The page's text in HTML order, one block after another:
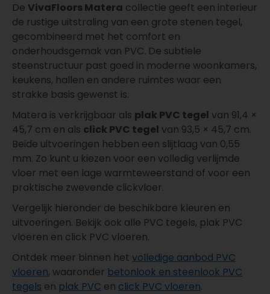
De VivaFloors Matera collectie geeft een interieur
de rustige uitstraling van een grote stenen tegel,
gecombineerd met het comfort en
onderhoudsgemak van PVC. De subtiele
steenstructuur past goed in moderne woonkamers,
keukens, hallen en andere ruimtes waar een
strakke basis gewenst is.
Matera is verkrijgbaar als plak PVC tegel van 91,4 ×
45,7 cm en als click PVC tegel van 93,5 × 45,7 cm.
Beide uitvoeringen hebben een slijtlaag van 0,55
mm. Zo kunt u kiezen voor een volledig verlijmde
vloer met een lage warmteweerstand of voor een
praktische zwevende clickvloer.
Vergelijk hieronder de beschikbare kleuren en
uitvoeringen. Bekijk ook alle PVC tegels, plak PVC
vloeren en click PVC vloeren.
Ontdek meer binnen het volledige aanbod PVC
vloeren, waaronder betonlook en steenlook PVC
tegels en plak PVC en click PVC vloeren.